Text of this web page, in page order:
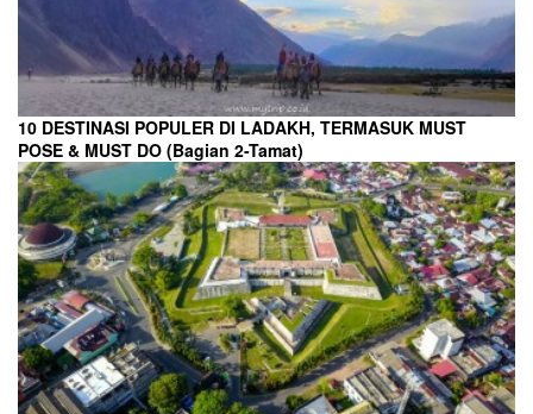
10 DESTINASI POPULER DI LADAKH, TERMASUK MUST
POSE & MUST DO (Bagian 2-Tamat)